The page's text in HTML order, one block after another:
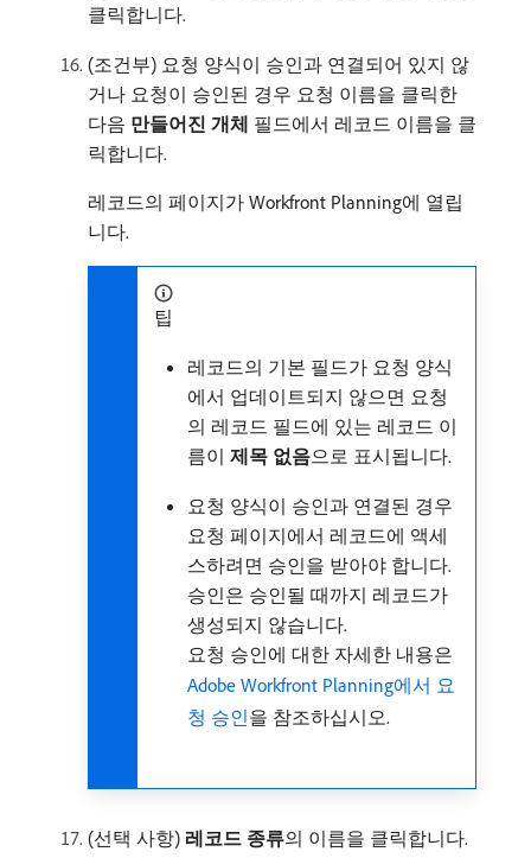
클릭합니다.
(조건부) 요청 양식이 승인과 연결되어 있지 않
거나 요청이 승인된 경우 요청 이름을 클릭한
다음 만들어진 개체 필드에서 레코드 이름을 클
릭합니다.
레코드의 페이지가 Workfront Planning에 열립
니다.
팁
레코드의 기본 필드가 요청 양식
에서 업데이트되지 않으면 요청
의 레코드 필드에 있는 레코드 이
름이 제목 없음​으로 표시됩니다.
요청 양식이 승인과 연결된 경우
요청 페이지에서 레코드에 액세
스하려면 승인을 받아야 합니다.
승인은 승인될 때까지 레코드가
생성되지 않습니다.
요청 승인에 대한 자세한 내용은
Adobe Workfront Planning에서 요
청 승인을 참조하십시오.
(선택 사항) 레코드 종류​의 이름을 클릭합니다.